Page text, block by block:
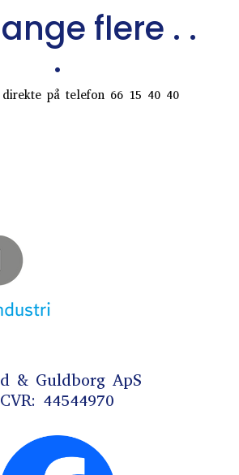
flere . .
.
på telefon 66 15 40 40
& Guldborg ApS
CVR: 44544970